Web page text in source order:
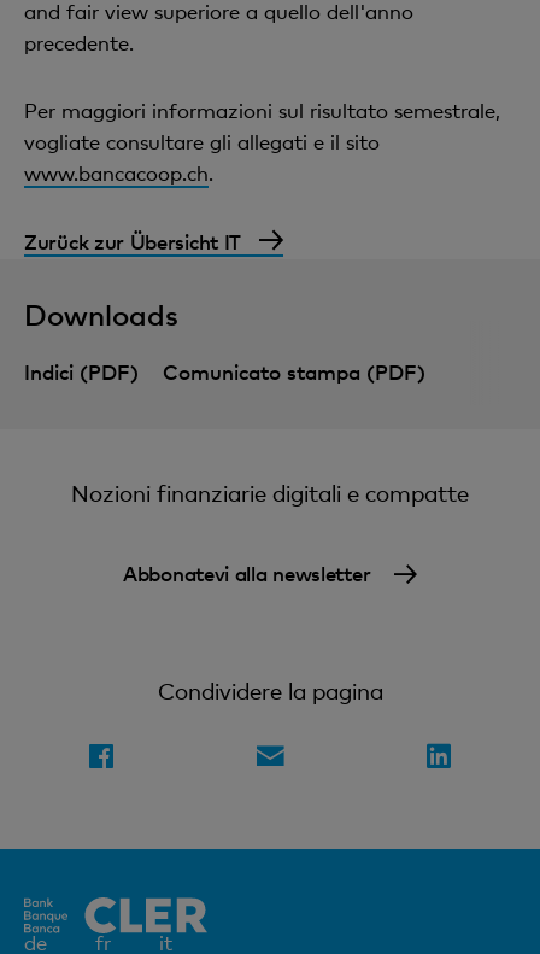
and fair view superiore a quello dell'anno
precedente.
Per maggiori informazioni sul risultato semestrale,
vogliate consultare gli allegati e il sito
www.bancacoop.ch.
Zurück zur Übersicht IT
Downloads
Indici (PDF) Comunicato stampa (PDF)
Nozioni finanziarie digitali e compatte
Abbonatevi alla newsletter
Condividere la pagina
de fr itElemento